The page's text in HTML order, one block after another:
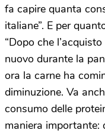
fa capire quanta
italiane”. E per
“Dopo che
nuovo durante la
ora la carne ha
diminuzione. Va
consumo delle
maniera importante: